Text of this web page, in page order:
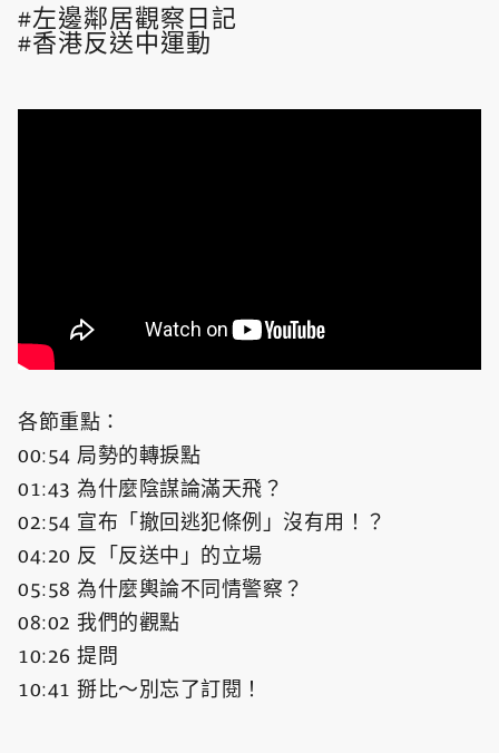
左邊鄰居觀察日記
香港反送中運動
各節重點：
00:54 局勢的轉捩點
01:43 為什麼陰謀論滿天飛？
02:54 宣布「撤回逃犯條例」沒有用！？
04:20 反「反送中」的立場
05:58 為什麼輿論不同情警察？
08:02 我們的觀點
10:26 提問
10:41 掰比～別忘了訂閱！